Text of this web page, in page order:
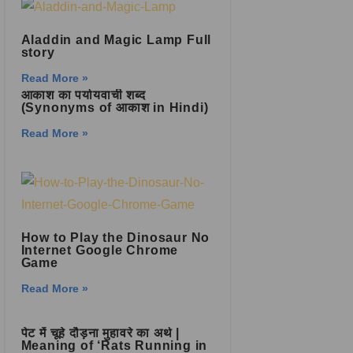
Aladdin and Magic Lamp Full
story
Read More »
आकाश का पर्यायवाची शब्द
(Synonyms of आकाश in Hindi)
Read More »
How to Play the Dinosaur No
Internet Google Chrome
Game
Read More »
पेट में चूहे दौड़ना मुहावरे का अर्थ |
Meaning of ‘Rats Running in